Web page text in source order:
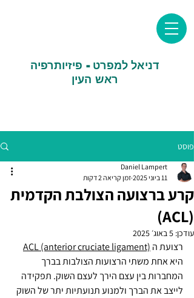
דניאל למפרט - פיזיותרפיה
ראש העין
פוסט
קרע ברצועה הצולבת הקדמית
(ACL)
Daniel Lampert
11 ביוני 2025
זמן קריאה 2 דקות
עודכן: 5 באוג׳ 2025
רצועת ה ACL (anterior cruciate ligament)
היא אחת משתי הרצועות הצולבות בברך
המחברות בין עצם הירך לעצם השוק. תפקידה
לייצב את הברך ולמנוע תנועתיות יתר של השוק